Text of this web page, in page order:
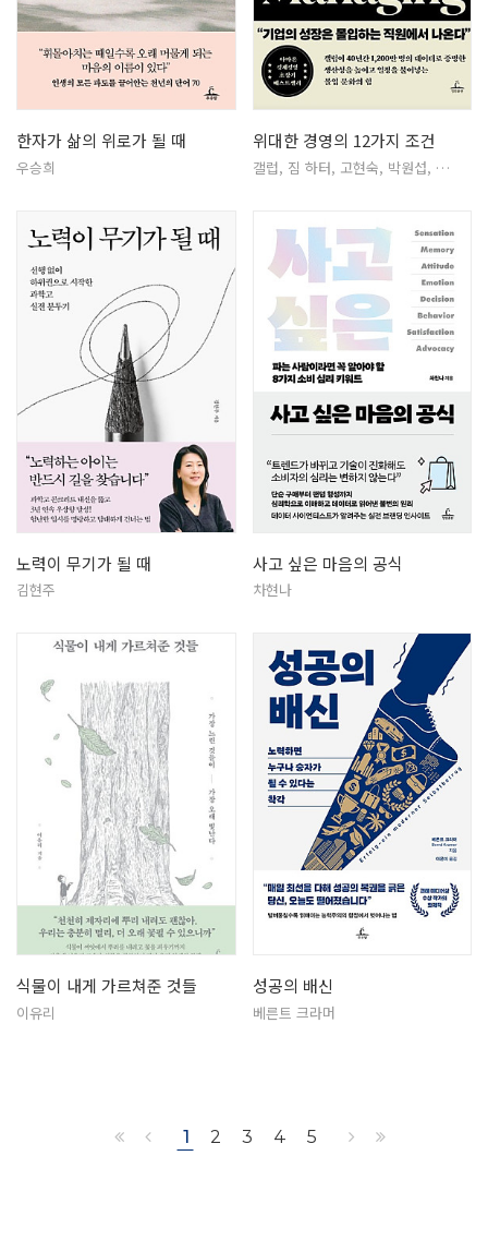
한자가 삶의 위로가 될 때
우승희
위대한 경영의 12가지 조건
갤럽, 짐 하터, 고현숙, 박원섭, …
노력이 무기가 될 때
김현주
사고 싶은 마음의 공식
차현나
식물이 내게 가르쳐준 것들
이유리
성공의 배신
베른트 크라머
1 2 3 4 5